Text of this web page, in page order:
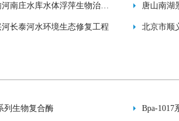
南庄水库水体浮萍生物治理 唐山南湖
长泰河水环境生态修复工程 北京市顺
列生物复合酶 Bpa-1017